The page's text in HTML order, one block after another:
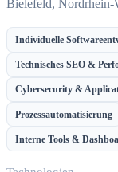
Bielefeld, Nordrhein-
Individuelle
Technisches SEO &
Cybersecurity &
Prozessautomatisierung
Interne Tools &